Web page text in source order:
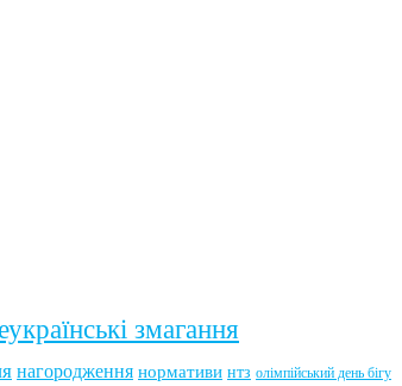
змагання
нагородження нормативи нтз олімпійський день бігу